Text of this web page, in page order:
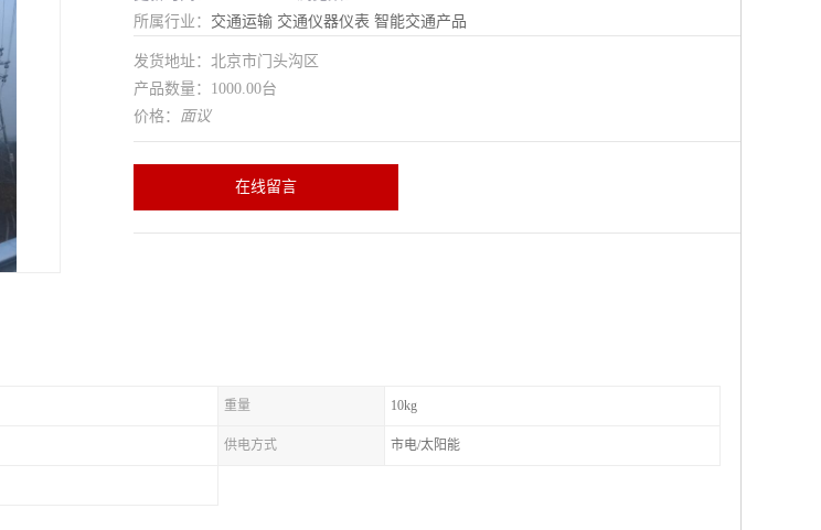
所属行业： 交通运输 交通仪器仪表 智能交通产品
发货地址：北京市门头沟区
产品数量：1000.00台
价格： 面议
在线留言
重量 10kg
供电方式 市电/太阳能